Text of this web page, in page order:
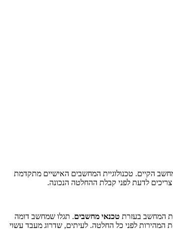
הקיים. טכנולוגיית המחשבים האישיים מתקדמת
לדעת לפני קבלת ההחלטה הנכונה.
המחשב בעזרת טכנאי מחשבים. תגלו שמחשב דומה
המהירות לפני כל החלטה. לעיתים, שדרוג מעבד עשוי